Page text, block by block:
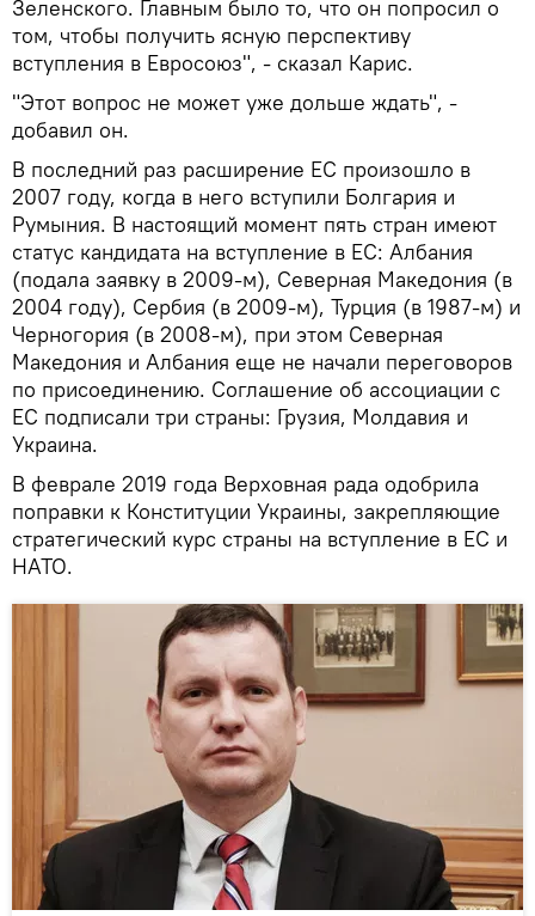
Зеленского. Главным было то, что он попросил о
том, чтобы получить ясную перспективу
вступления в Евросоюз", - сказал Карис.
"Этот вопрос не может уже дольше ждать", -
добавил он.
В последний раз расширение ЕС произошло в
2007 году, когда в него вступили Болгария и
Румыния. В настоящий момент пять стран имеют
статус кандидата на вступление в ЕС: Албания
(подала заявку в 2009-м), Северная Македония (в
2004 году), Сербия (в 2009-м), Турция (в 1987-м) и
Черногория (в 2008-м), при этом Северная
Македония и Албания еще не начали переговоров
по присоединению. Соглашение об ассоциации с
ЕС подписали три страны: Грузия, Молдавия и
Украина.
В феврале 2019 года Верховная рада одобрила
поправки к Конституции Украины, закрепляющие
стратегический курс страны на вступление в ЕС и
НАТО.